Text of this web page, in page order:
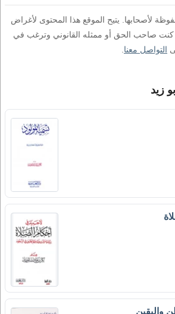
لأصحابها. يتيح الموقع هذا المحتوى لأغراض
كنت صاحب الحق أو ممثله القانوني وترغب في
التواصل معنا
زيد
واليقين